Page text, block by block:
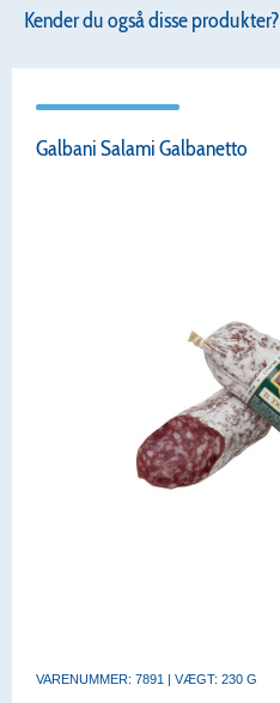
Kender du også disse produkter?
Galbani Salami Galbanetto
VARENUMMER: 7891 | VÆGT: 230 G